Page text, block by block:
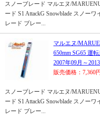
スノーブレード マルエヌ/
ード S1 AttackG Snowblade スノー
レード ブレー...
マルエヌ/
650mm SG65 運
2007年09月～
販売価格：7,360円
スノーブレード マルエヌ/
ード S1 AttackG Snowblade スノー
レード ブレー...